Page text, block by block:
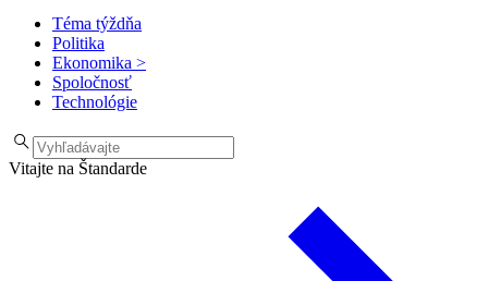
Téma týždňa
Politika
Ekonomika >
Spoločnosť
Technológie
Vitajte na Štandarde